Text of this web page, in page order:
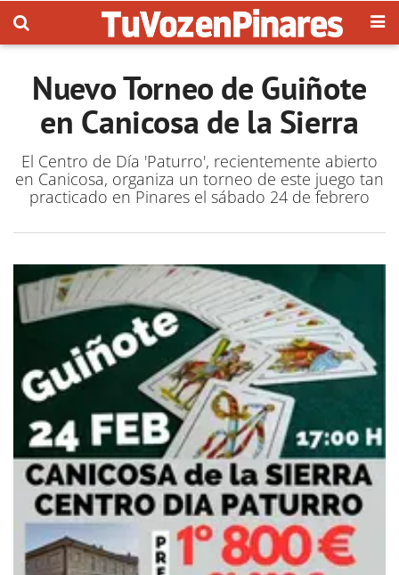
Nuevo Torneo de Guiñote
en Canicosa de la Sierra
El Centro de Día 'Paturro', recientemente abierto
en Canicosa, organiza un torneo de este juego tan
practicado en Pinares el sábado 24 de febrero